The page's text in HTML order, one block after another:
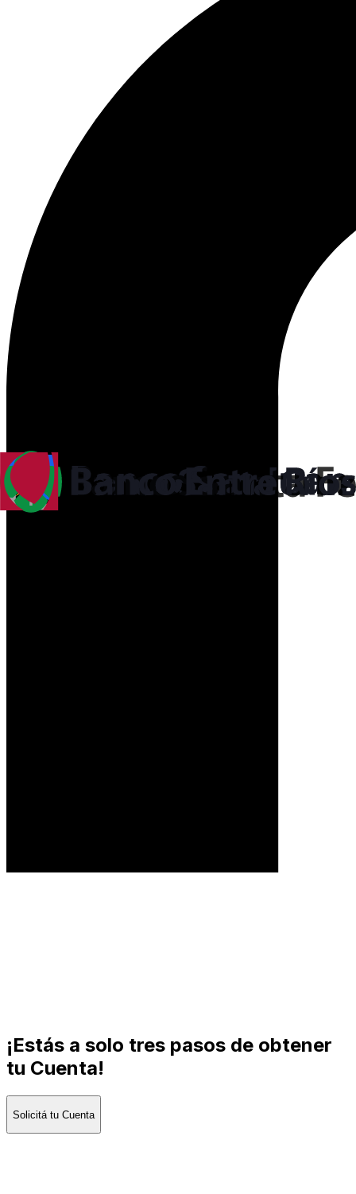
¡Estás a solo tres pasos de obtener
tu Cuenta!
Solicitá tu Cuenta